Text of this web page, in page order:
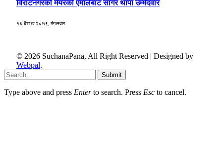
विराटनगरको मेयरको एमालेबाट सागर थापा उम्मेदवार
१३ बैशाख २०७९, मंगलवार
© 2026 SuchanaPana, All Right Reserved | Designed by
Webpal.
Submit
Type above and press Enterto search. Press Esc to cancel.